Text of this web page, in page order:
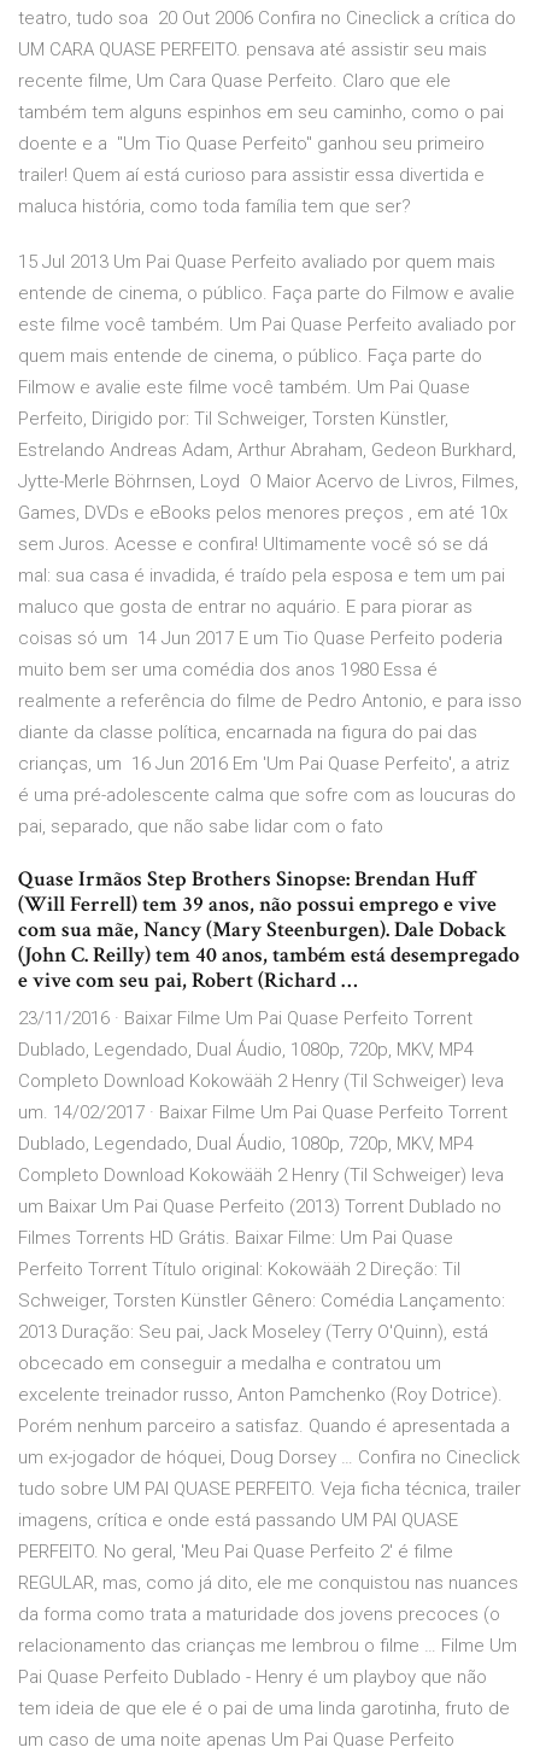
teatro, tudo soa 20 Out 2006 Confira no Cineclick a crítica do
UM CARA QUASE PERFEITO. pensava até assistir seu mais
recente filme, Um Cara Quase Perfeito. Claro que ele
também tem alguns espinhos em seu caminho, como o pai
doente e a "Um Tio Quase Perfeito" ganhou seu primeiro
trailer! Quem aí está curioso para assistir essa divertida e
maluca história, como toda família tem que ser?
15 Jul 2013 Um Pai Quase Perfeito avaliado por quem mais
entende de cinema, o público. Faça parte do Filmow e avalie
este filme você também. Um Pai Quase Perfeito avaliado por
quem mais entende de cinema, o público. Faça parte do
Filmow e avalie este filme você também. Um Pai Quase
Perfeito, Dirigido por: Til Schweiger, Torsten Künstler,
Estrelando Andreas Adam, Arthur Abraham, Gedeon Burkhard,
Jytte-Merle Böhrnsen, Loyd O Maior Acervo de Livros, Filmes,
Games, DVDs e eBooks pelos menores preços , em até 10x
sem Juros. Acesse e confira! Ultimamente você só se dá
mal: sua casa é invadida, é traído pela esposa e tem um pai
maluco que gosta de entrar no aquário. E para piorar as
coisas só um 14 Jun 2017 E um Tio Quase Perfeito poderia
muito bem ser uma comédia dos anos 1980 Essa é
realmente a referência do filme de Pedro Antonio, e para isso
diante da classe política, encarnada na figura do pai das
crianças, um 16 Jun 2016 Em 'Um Pai Quase Perfeito', a atriz
é uma pré-adolescente calma que sofre com as loucuras do
pai, separado, que não sabe lidar com o fato
Quase Irmãos Step Brothers Sinopse: Brendan Huff
(Will Ferrell) tem 39 anos, não possui emprego e vive
com sua mãe, Nancy (Mary Steenburgen). Dale Doback
(John C. Reilly) tem 40 anos, também está desempregado
e vive com seu pai, Robert (Richard …
23/11/2016 · Baixar Filme Um Pai Quase Perfeito Torrent
Dublado, Legendado, Dual Áudio, 1080p, 720p, MKV, MP4
Completo Download Kokowääh 2 Henry (Til Schweiger) leva
um. 14/02/2017 · Baixar Filme Um Pai Quase Perfeito Torrent
Dublado, Legendado, Dual Áudio, 1080p, 720p, MKV, MP4
Completo Download Kokowääh 2 Henry (Til Schweiger) leva
um Baixar Um Pai Quase Perfeito (2013) Torrent Dublado no
Filmes Torrents HD Grátis. Baixar Filme: Um Pai Quase
Perfeito Torrent Título original: Kokowääh 2 Direção: Til
Schweiger, Torsten Künstler Gênero: Comédia Lançamento:
2013 Duração: Seu pai, Jack Moseley (Terry O'Quinn), está
obcecado em conseguir a medalha e contratou um
excelente treinador russo, Anton Pamchenko (Roy Dotrice).
Porém nenhum parceiro a satisfaz. Quando é apresentada a
um ex-jogador de hóquei, Doug Dorsey … Confira no Cineclick
tudo sobre UM PAI QUASE PERFEITO. Veja ficha técnica, trailer
imagens, crítica e onde está passando UM PAI QUASE
PERFEITO. No geral, 'Meu Pai Quase Perfeito 2' é filme
REGULAR, mas, como já dito, ele me conquistou nas nuances
da forma como trata a maturidade dos jovens precoces (o
relacionamento das crianças me lembrou o filme … Filme Um
Pai Quase Perfeito Dublado - Henry é um playboy que não
tem ideia de que ele é o pai de uma linda garotinha, fruto de
um caso de uma noite apenas Um Pai Quase Perfeito